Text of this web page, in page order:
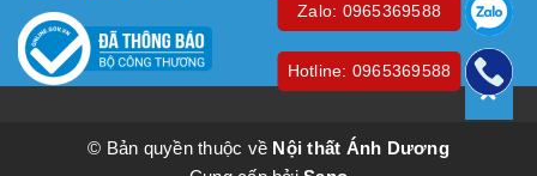
© Bản quyền thuộc về Nội thất Ánh Dương
Zalo: 0965369588
Hotline: 0965369588